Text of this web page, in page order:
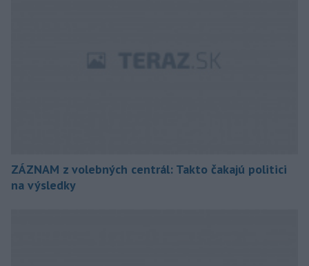
ZÁZNAM z volebných centrál: Takto čakajú politici
na výsledky